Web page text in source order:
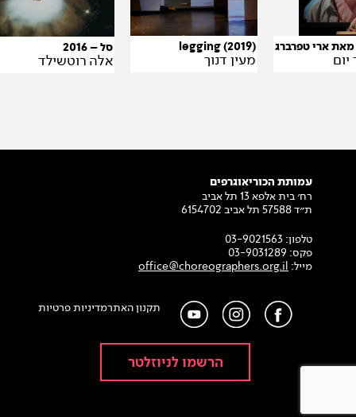
ארי טפרברג legging (2019)
מעין דנוך
סל – 2016
אלה רוטשילד
עמותת הכוריאוגרפים
רח׳ בית אלפא 13 תל אביב
ת״ד 57588 תל אביב 6154702
טלפון: 03-9021563
פקס: 03-9031289
מייל: office@choreographers.org.il
תקנון האתרמדיניות פרטיות
הרשמו לניוזלטר